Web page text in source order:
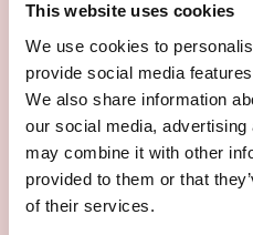
This website uses cookies
We use cookies to
provide social media
We also share information
our social media,
may combine it with other
provided to them or that
of their services.
Trygga
med
Se till att familjen klarar
partner är borta genom
JustInCase är
erbjuder prisvärda